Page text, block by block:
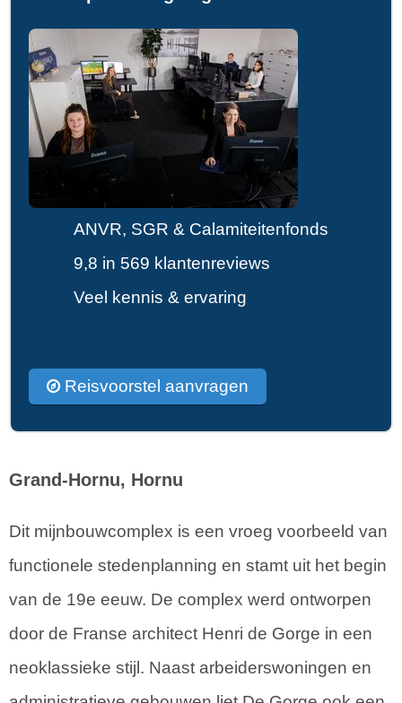
ANVR, SGR & Calamiteitenfonds
9,8 in 569 klantenreviews
Veel kennis & ervaring
Reisvoorstel aanvragen
Grand-Hornu, Hornu
Dit mijnbouwcomplex is een vroeg voorbeeld van
functionele stedenplanning en stamt uit het begin
van de 19e eeuw. De complex werd ontworpen
door de Franse architect Henri de Gorge in een
neoklassieke stijl. Naast arbeiderswoningen en